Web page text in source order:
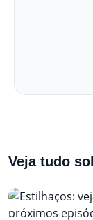
Veja tudo